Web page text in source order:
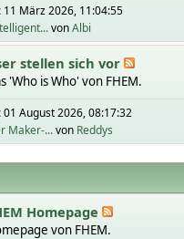
11 März 2026, 11:04:55
vonAlbi
stellen sich vor
'Who is Who' von FHEM.
01 August 2026, 08:17:32
Maker-...von Reddys
Homepage
von FHEM.